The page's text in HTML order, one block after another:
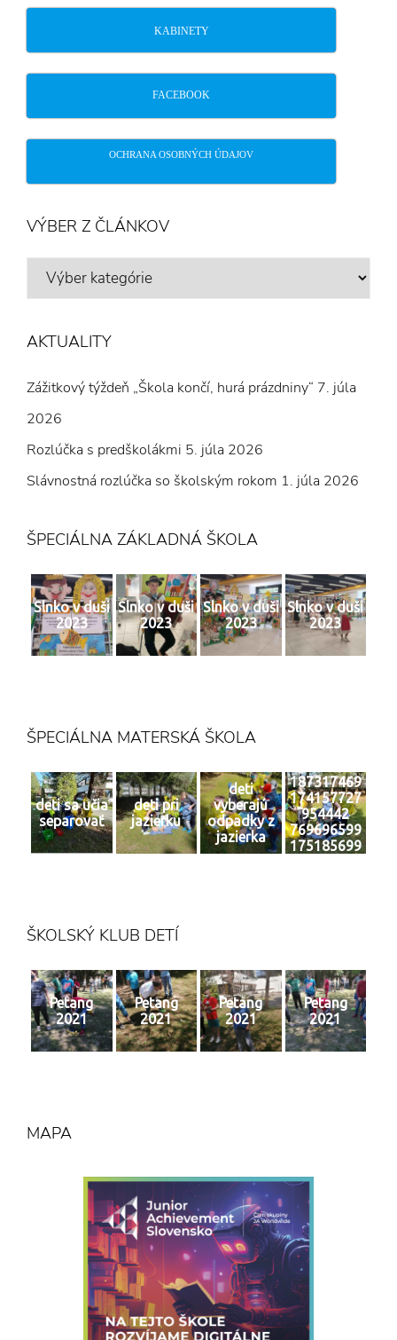
KABINETY
FACEBOOK
OCHRANA OSOBNÝCH ÚDAJOV
VÝBER Z ČLÁNKOV
VÝBER
AKTUALITY
Zážitkový týždeň „Škola končí, hurá prázdniny“ 7. júla
2026
Rozlúčka s predškolákmi 5. júla 2026
Slávnostná rozlúčka so školským rokom 1. júla 2026
ŠPECIÁLNA ZÁKLADNÁ ŠKOLA
Slnko v duši
2023
Slnko v duši
2023
Slnko v duši
2023
Slnko v duši
2023
ŠPECIÁLNA MATERSKÁ ŠKOLA
deti sa učia
separovať
deti pri
jazierku
deti
vyberajú
odpadky z
jazierka
187317469
174157727
954442
769696599
175185699
ŠKOLSKÝ KLUB DETÍ
Petang
2021
Petang
2021
Petang
2021
Petang
2021
MAPA